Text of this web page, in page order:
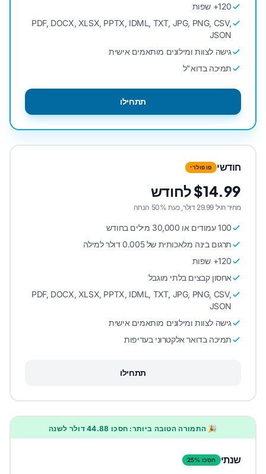
120+ שפות
PDF, DOCX, XLSX, PPTX, IDML, TXT, JPG, PNG, CSV,
JSON
גישה לצוות ומילונים מותאמים אישית
תמיכה בדוא"ל
תתחילו
חודשי פופולרי
$14.99 לחודש
מחיר רגיל 29.99 דולר, כעת 50% הנחה
100 עמודים או 30,000 מילים בחודש
תרגום בינה מלאכותית של 0.005 דולר למילה
120+ שפות
אחסון קבצים בלתי מוגבל
PDF, DOCX, XLSX, PPTX, IDML, TXT, JPG, PNG, CSV,
JSON
גישה לצוות ומילונים מותאמים אישית
תמיכה בדואר אלקטרוני בעדיפות
תתחילו
🎉 התמורה הטובה ביותר: חסכו 44.88 דולר לשנה
שנתי חסכו 25%